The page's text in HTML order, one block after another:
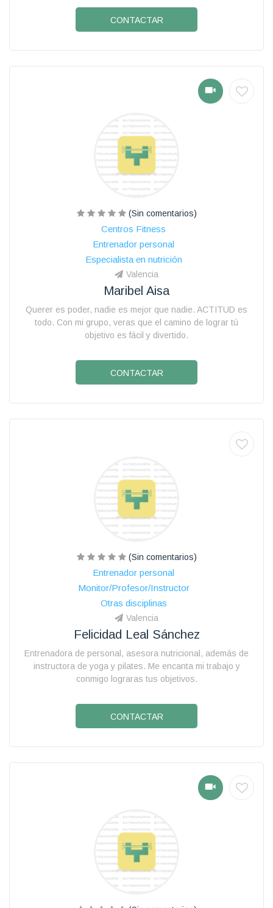
CONTACTAR
(Sin comentarios)
Centros Fitness
Entrenador personal
Especialista en nutrición
Valencia
Maribel Aisa
Querer es poder, nadie es mejor que nadie. ACTITUD es
todo. Con mi grupo, veras que el camino de lograr tú
objetivo es fácil y divertido.
CONTACTAR
(Sin comentarios)
Entrenador personal
Monitor/Profesor/Instructor
Otras disciplinas
Valencia
Felicidad Leal Sánchez
Entrenadora de personal, asesora nutricional, además de
instructora de yoga y pilates. Me encanta mi trabajo y
conmigo lograras tus objetivos.
CONTACTAR